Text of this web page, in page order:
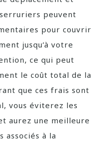
peuvent
pour couvrir
jusqu’à votre
ce qui peut
le coût total de la
que ces frais sont
vous éviterez les
aurez une meilleure
associés à la